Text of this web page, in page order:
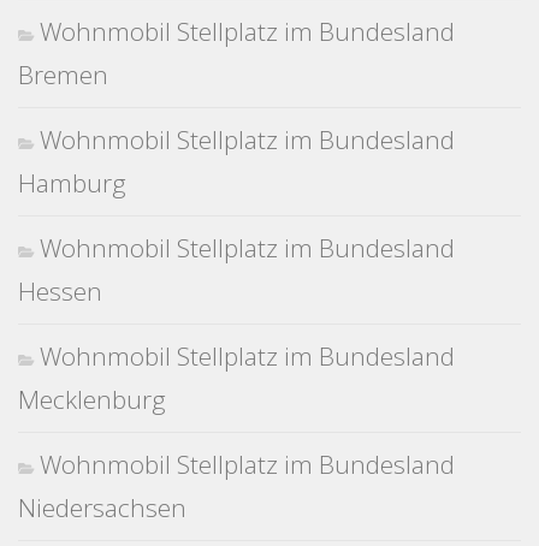
Wohnmobil Stellplatz im Bundesland
Bremen
Wohnmobil Stellplatz im Bundesland
Hamburg
Wohnmobil Stellplatz im Bundesland
Hessen
Wohnmobil Stellplatz im Bundesland
Mecklenburg
Wohnmobil Stellplatz im Bundesland
Niedersachsen